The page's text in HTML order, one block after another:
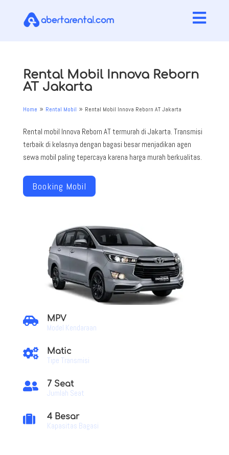

Rental Mobil Innova Reborn
AT Jakarta
Home 9 Rental Mobil 9 Rental Mobil Innova Reborn AT Jakarta
Rental mobil Innova Reborn AT termurah di Jakarta. Transmisi
terbaik di kelasnya dengan bagasi besar menjadikan agen
sewa mobil paling tepercaya karena harga murah berkualitas.
Booking Mobil
 MPV
Model Kendaraan
 Matic
Tipe Transmisi
 7 Seat
Jumlah Seat
 4 Besar
Kapasitas Bagasi